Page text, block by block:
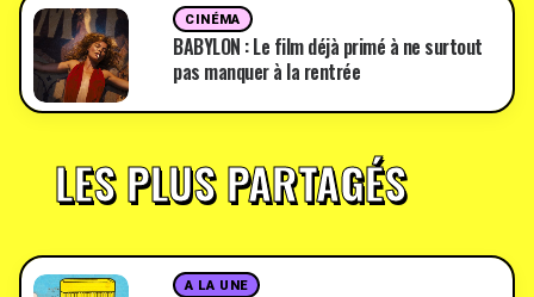
CINÉMA
BABYLON : Le film déjà primé à ne surtout
pas manquer à la rentrée
LES PLUS PARTAGÉS
A LA UNE